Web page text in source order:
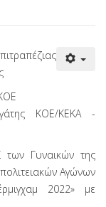
KOE/ΚΕΚΑ -
των Γυναικών της
Αγώνων
2022» με